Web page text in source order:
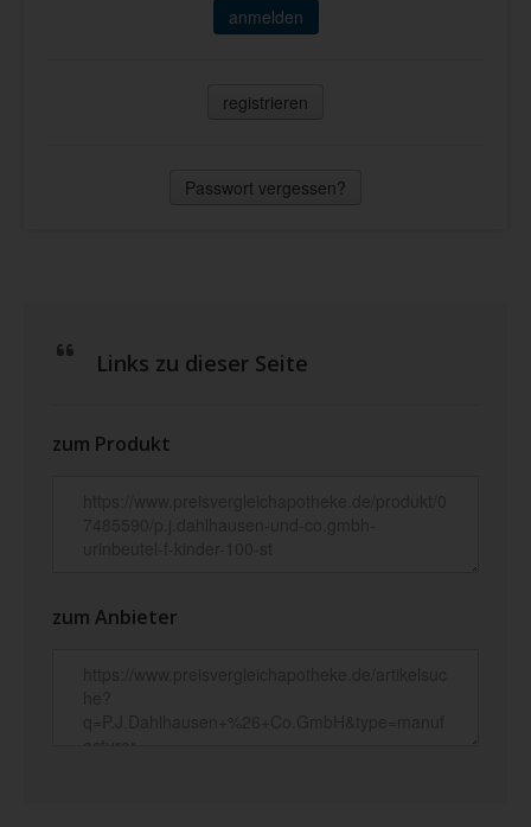
anmelden
registrieren
Passwort vergessen?
Links zu dieser Seite
zum Produkt
zum Anbieter